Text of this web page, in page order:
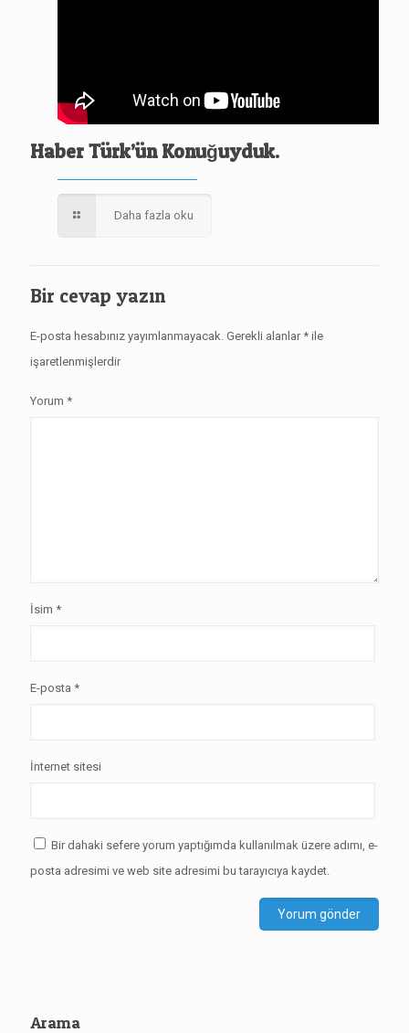
Haber Türk’ün Konuğuyduk.
Daha fazla oku
Bir cevap yazın
E-posta hesabınız yayımlanmayacak. Gerekli alanlar * ile
işaretlenmişlerdir
Yorum *
İsim *
E-posta *
İnternet sitesi
Bir dahaki sefere yorum yaptığımda kullanılmak üzere adımı, e-
posta adresimi ve web site adresimi bu tarayıcıya kaydet.
Arama